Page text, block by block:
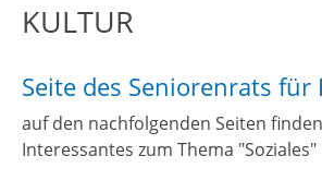
KULTUR
Seite des Seniorenrats
auf den nachfolgenden Seiten
Interessantes zum Thema "Soziales"